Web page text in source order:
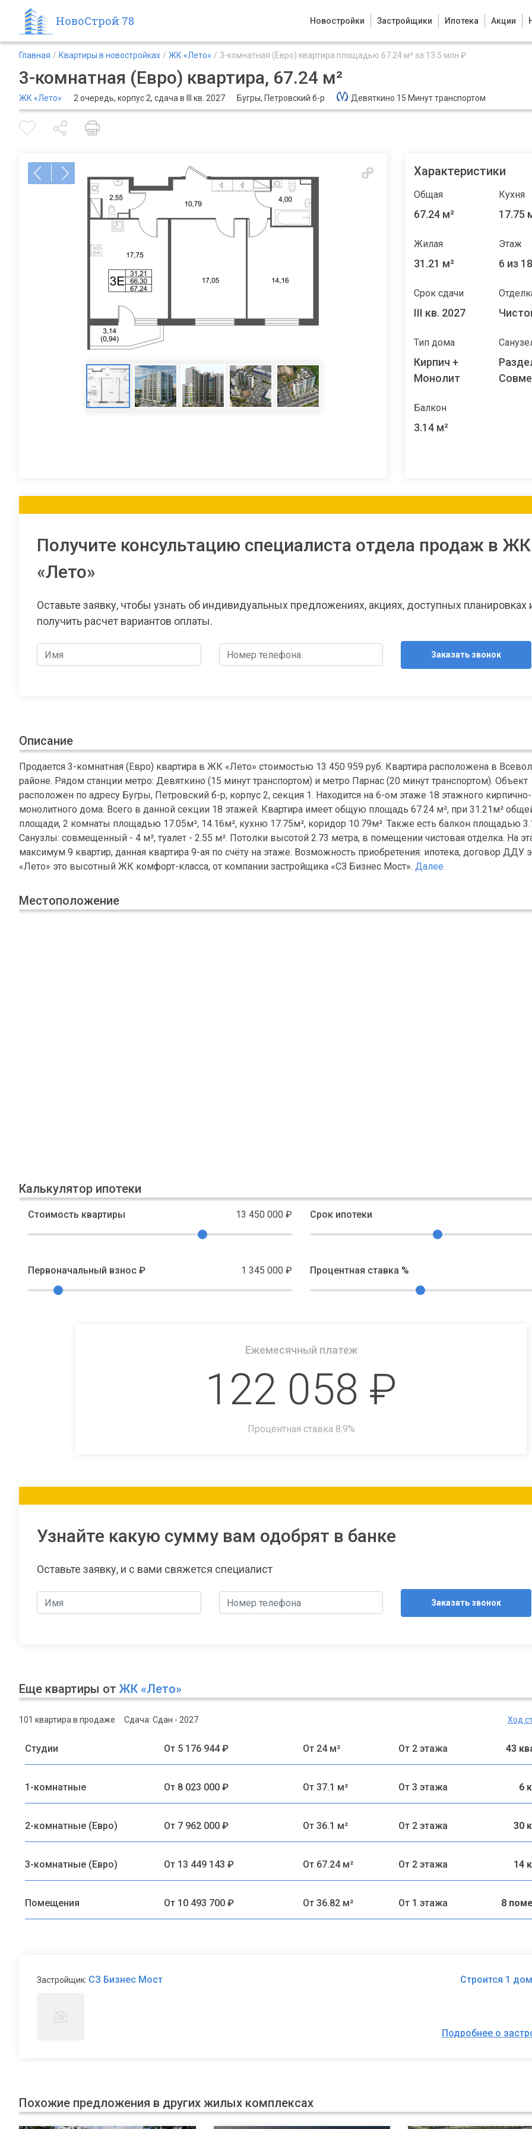
НовоСтрой 78 Новостройки Застройщики Ипотека Акции
Главная Квартиры в новостройках ЖК «Лето» 3-комнатная (Евро) квартира площадью 67.24 м² за 13.5 млн ₽
3-комнатная (Евро) квартира, 67.24 м²
ЖК «Лето» 2 очередь, корпус 2, сдача в III кв. 2027 Бугры, Петровский б-р Девяткино 15 Минут транспортом
Характеристики
Общая
67.24 м²
Кухня
17.75
Жилая
31.21 м²
Этаж
6 из 18
Срок сдачи
III кв. 2027
Тип дома
Кирпич +
Монолит
Балкон
3.14 м²
Получите консультацию специалиста отдела продаж в ЖК
«Лето»
Оставьте заявку, чтобы узнать об индивидуальных предложениях, акциях, доступных планировках
получить расчет вариантов оплаты.
Заказать звонок
Описание
Продается 3-комнатная (Евро) квартира в ЖК «Лето» стоимостью 13 450 959 руб. Квартира расположена в
районе. Рядом станции метро: Девяткино (15 минут транспортом) и метро Парнас (20 минут транспортом). Объект
расположен по адресу Бугры, Петровский б-р, корпус 2, секция 1. Находится на 6-ом этаже 18 этажного кирпично-
монолитного дома. Всего в данной секции 18 этажей. Квартира имеет общую площадь 67.24 м², при 31.21м²
площади, 2 комнаты площадью 17.05м², 14.16м², кухню 17.75м², коридор 10.79м². Также есть балкон площадью
Санузлы: совмещенный - 4 м², туалет - 2.55 м². Потолки высотой 2.73 метра, в помещении чистовая отделка. На
максимум 9 квартир, данная квартира 9-ая по счёту на этаже. Возможность приобретения: ипотека, договор ДДУ
«Лето» это высотный ЖК комфорт-класса, от компании застройщика «СЗ Бизнес Мост». Далее
Местоположение
Калькулятор ипотеки
Стоимость квартиры 13 450 000 ₽ Срок ипотеки
Первоначальный взнос ₽ 1 345 000 ₽ Процентная ставка %
Ежемесячный платеж
122 058 ₽
Процентная ставка 8.9%
Узнайте какую сумму вам одобрят в банке
Оставьте заявку, и с вами свяжется специалист
Заказать звонок
Еще квартиры от ЖК «Лето»
101 квартира в продаже Сдача: Сдан - 2027 Ход
Студии От 5 176 944 ₽ От 24 м² От 2 этажа 43
1-комнатные От 8 023 000 ₽ От 37.1 м² От 3 этажа 6
2-комнатные (Евро) От 7 962 000 ₽ От 36.1 м² От 2 этажа 30
3-комнатные (Евро) От 13 449 143 ₽ От 67.24 м² От 2 этажа 14
Помещения От 10 493 700 ₽ От 36.82 м² От 1 этажа 8
Застройщик: СЗ Бизнес Мост Строится 1
Подробнее о
Похожие предложения в других жилых комплексах